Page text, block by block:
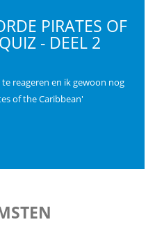
PIRATES OF
- DEEL 2
reageren en ik gewoon nog
of the Caribbean'